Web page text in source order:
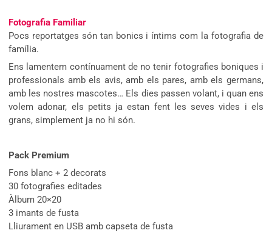
Fotografia Familiar
Pocs reportatges són tan bonics i íntims com la fotografia de
família.
Ens lamentem contínuament de no tenir fotografies boniques i
professionals amb els avis, amb els pares, amb els germans,
amb les nostres mascotes… Els dies passen volant, i quan ens
volem adonar, els petits ja estan fent les seves vides i els
grans, simplement ja no hi són.
Pack Premium
Fons blanc + 2 decorats
30 fotografies editades
Àlbum 20×20
3 imants de fusta
Lliurament en USB amb capseta de fusta​